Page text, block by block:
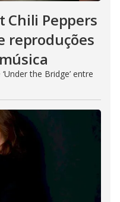
Chili Peppers
reproduções
the Bridge’ entre